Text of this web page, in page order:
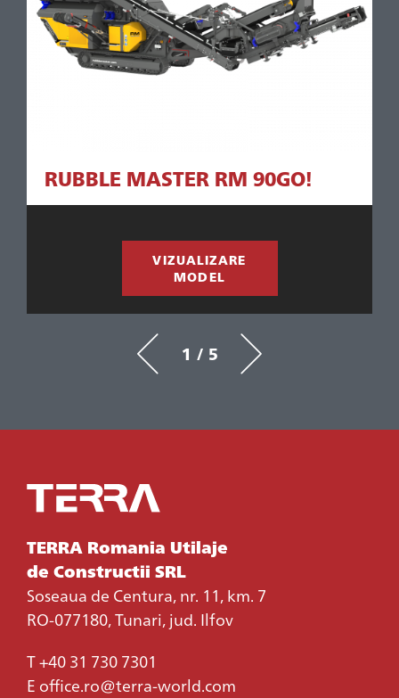
RUBBLE MASTER RM 90GO!
VIZUALIZARE
MODEL
1 / 5
TERRA Romania Utilaje
de Constructii SRL
Soseaua de Centura, nr. 11, km. 7
RO-077180, Tunari, jud. Ilfov
T+40 31 730 7301
E office.ro@terra-world.com